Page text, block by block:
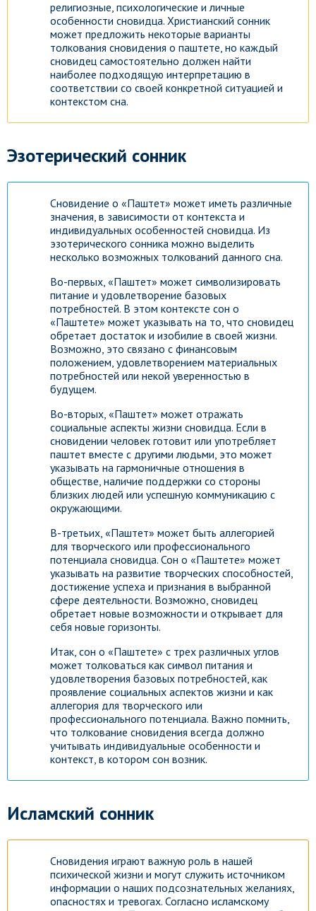
религиозные, психологические и личные
особенности сновидца. Христианский сонник
может предложить некоторые варианты
толкования сновидения о паштете, но каждый
сновидец самостоятельно должен найти
наиболее подходящую интерпретацию в
соответствии со своей конкретной ситуацией и
контекстом сна.
Эзотерический сонник
Сновидение о «Паштет» может иметь различные
значения, в зависимости от контекста и
индивидуальных особенностей сновидца. Из
эзотерического сонника можно выделить
несколько возможных толкований данного сна.
Во-первых, «Паштет» может символизировать
питание и удовлетворение базовых
потребностей. В этом контексте сон о
«Паштете» может указывать на то, что сновидец
обретает достаток и изобилие в своей жизни.
Возможно, это связано с финансовым
положением, удовлетворением материальных
потребностей или некой уверенностью в
будущем.
Во-вторых, «Паштет» может отражать
социальные аспекты жизни сновидца. Если в
сновидении человек готовит или употребляет
паштет вместе с другими людьми, это может
указывать на гармоничные отношения в
обществе, наличие поддержки со стороны
близких людей или успешную коммуникацию с
окружающими.
В-третьих, «Паштет» может быть аллегорией
для творческого или профессионального
потенциала сновидца. Сон о «Паштете» может
указывать на развитие творческих способностей,
достижение успеха и признания в выбранной
сфере деятельности. Возможно, сновидец
обретает новые возможности и открывает для
себя новые горизонты.
Итак, сон о «Паштете» с трех различных углов
может толковаться как символ питания и
удовлетворения базовых потребностей, как
проявление социальных аспектов жизни и как
аллегория для творческого или
профессионального потенциала. Важно помнить,
что толкование сновидения всегда должно
учитывать индивидуальные особенности и
контекст, в котором сон возник.
Исламский сонник
Сновидения играют важную роль в нашей
психической жизни и могут служить источником
информации о наших подсознательных желаниях,
опасностях и тревогах. Согласно исламскому